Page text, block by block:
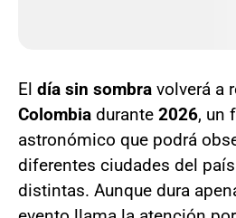
El día sin sombra volverá a
Colombia durante 2026, un
astronómico que podrá
diferentes ciudades del
distintas. Aunque dura